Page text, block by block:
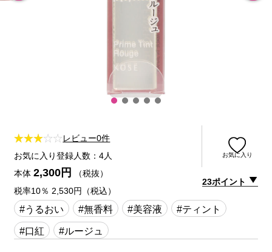
レビュー0件
お気に入り登録人数：4人
お気に入り
本体 2,300円
（税抜）
税率10％ 2,530円（税込）
23ポイント
#うるおい #無香料 #美容液
#ティント
#口紅
#ルージュ